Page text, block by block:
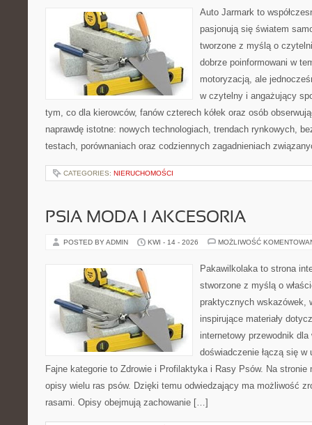
Auto Jarmark to
pasjonują się światem
tworzone z myślą o
dobrze poinformowani w
motoryzacją, ale
w czytelny i angażujący
tym, co dla kierowców, fanów czterech kółek oraz osób
naprawdę istotne: nowych technologiach, trendach rynkowych,
testach, porównaniach oraz codziennych zagadnieniach
CATEGORIES: NIERUCHOMOŚCI
PSIA MODA I AKCESORIA
POSTED BY ADMIN KWI - 14 - 2026 MOŻLIWOŚĆ
Pakawilkolaka to strona
stworzone z myślą o
praktycznych wskazówek,
inspirujące materiały
internetowy przewodnik
doświadczenie łączą się w
Fajne kategorie to Zdrowie i Profilaktyka i Rasy Psów. Na stronie
opisy wielu ras psów. Dzięki temu odwiedzający ma możliwość
rasami. Opisy obejmują zachowanie […]